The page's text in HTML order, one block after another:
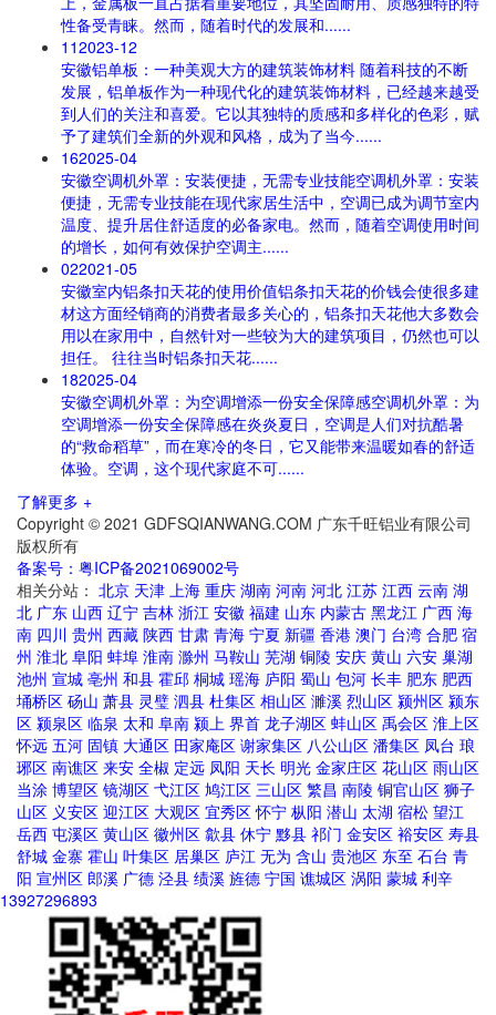
性备受青睐。然而，随着时代的发展和......
112023-12
安徽铝单板：一种美观大方的建筑装饰材料 随着科技的不断
发展，铝单板作为一种现代化的建筑装饰材料，已经越来越受
到人们的关注和喜爱。它以其独特的质感和多样化的色彩，赋
予了建筑们全新的外观和风格，成为了当今......
162025-04
安徽空调机外罩：安装便捷，无需专业技能空调机外罩：安装
便捷，无需专业技能在现代家居生活中，空调已成为调节室内
温度、提升居住舒适度的必备家电。然而，随着空调使用时间
的增长，如何有效保护空调主......
022021-05
安徽室内铝条扣天花的使用价值铝条扣天花的价钱会使很多建
材这方面经销商的消费者最多关心的，铝条扣天花他大多数会
用以在家用中，自然针对一些较为大的建筑项目，仍然也可以
担任。 往往当时铝条扣天花......
182025-04
安徽空调机外罩：为空调增添一份安全保障感空调机外罩：为
空调增添一份安全保障感在炎炎夏日，空调是人们对抗酷暑
的“救命稻草”，而在寒冷的冬日，它又能带来温暖如春的舒适
体验。空调，这个现代家庭不可......
了解更多 +
Copyright © 2021 GDFSQIANWANG.COM 广东千旺铝业有限公司
版权所有
备案号：粤ICP备2021069002号
相关分站： 北京 天津 上海 重庆 湖南 河南 河北 江苏 江西 云南 湖
北 广东 山西 辽宁 吉林 浙江 安徽 福建 山东 内蒙古 黑龙江 广西 海
南 四川 贵州 西藏 陕西 甘肃 青海 宁夏 新疆 香港 澳门 台湾 合肥 宿
州 淮北 阜阳 蚌埠 淮南 滁州 马鞍山 芜湖 铜陵 安庆 黄山 六安 巢湖
池州 宣城 亳州 和县 霍邱 桐城 瑶海 庐阳 蜀山 包河 长丰 肥东 肥西
埇桥区 砀山 萧县 灵璧 泗县 杜集区 相山区 濉溪 烈山区 颍州区 颍东
区 颍泉区 临泉 太和 阜南 颍上 界首 龙子湖区 蚌山区 禹会区 淮上区
怀远 五河 固镇 大通区 田家庵区 谢家集区 八公山区 潘集区 凤台 琅
琊区 南谯区 来安 全椒 定远 凤阳 天长 明光 金家庄区 花山区 雨山区
当涂 博望区 镜湖区 弋江区 鸠江区 三山区 繁昌 南陵 铜官山区 狮子
山区 义安区 迎江区 大观区 宜秀区 怀宁 枞阳 潜山 太湖 宿松 望江
岳西 屯溪区 黄山区 徽州区 歙县 休宁 黟县 祁门 金安区 裕安区 寿县
舒城 金寨 霍山 叶集区 居巢区 庐江 无为 含山 贵池区 东至 石台 青
阳 宣州区 郎溪 广德 泾县 绩溪 旌德 宁国 谯城区 涡阳 蒙城 利辛
13927296893